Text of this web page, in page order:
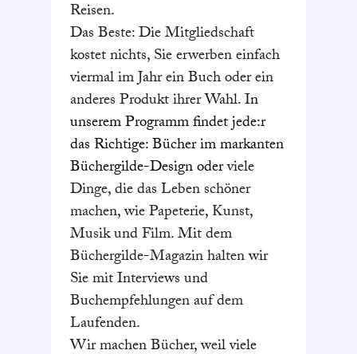
Reisen.
Das Beste: Die Mitgliedschaft
kostet nichts, Sie erwerben einfach
viermal im Jahr ein Buch oder ein
anderes Produkt ihrer Wahl. In
unserem Programm findet jede:r
das Richtige: Bücher im markanten
Büchergilde-Design oderviele
Dinge, die das Leben schöner
machen, wie Papeterie, Kunst,
Musik und Film. Mit dem
Büchergilde-Magazin halten wir
Sie mit Interviews und
Buchempfehlungen auf dem
Laufenden.
Wir machen Bücher, weil viele